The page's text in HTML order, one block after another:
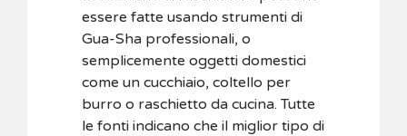
essere fatte usando strumenti di
Gua-Sha professionali, o
semplicemente oggetti domestici
come un cucchiaio, coltello per
burro o raschietto da cucina. Tutte
le fonti indicano che il miglior tipo di